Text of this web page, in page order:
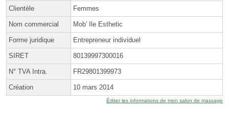
Clientèle Femmes
Nom commercial Mob' Ile Esthetic
Forme juridique Entrepreneur individuel
SIRET 80139997300016
N° TVA Intra. FR29801399973
Création 10 mars 2014
Éditer les informations de mon salon de massage